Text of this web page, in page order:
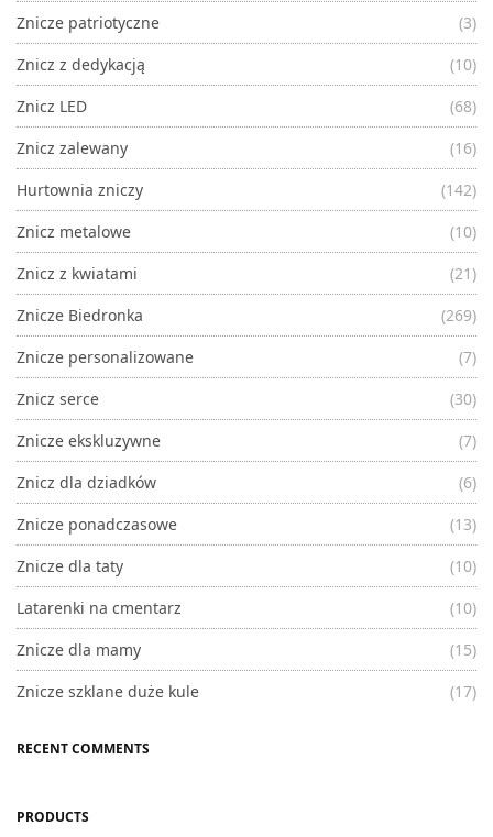
Znicze patriotyczne
(3)
Znicz z dedykacją
(10)
Znicz LED
(68)
Znicz zalewany
(16)
Hurtownia zniczy
(142)
Znicz metalowe
(10)
Znicz z kwiatami
(21)
Znicze Biedronka
(269)
Znicze personalizowane
(7)
Znicz serce
(30)
Znicze ekskluzywne
(7)
Znicz dla dziadków
(6)
Znicze ponadczasowe
(13)
Znicze dla taty
(10)
Latarenki na cmentarz
(10)
Znicze dla mamy
(15)
Znicze szklane duże kule
(17)
RECENT COMMENTS
PRODUCTS